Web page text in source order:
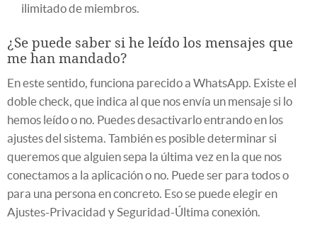
ilimitado de miembros.
¿Se puede saber si he leído los mensajes que
me han mandado?
En este sentido, funciona parecido a WhatsApp. Existe el
doble check, que indica al que nos envía un mensaje si lo
hemos leído o no. Puedes desactivarlo entrando en los
ajustes del sistema. También es posible determinar si
queremos que alguien sepa la última vez en la que nos
conectamos a la aplicación o no. Puede ser para todos o
para una persona en concreto. Eso se puede elegir en
Ajustes-Privacidad y Seguridad-Última conexión.